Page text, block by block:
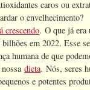
caros ou
o envelhecimento?
crescendo. O que já era
em 2022. Esse
humana de que
dieta. Nós, seres
e potentes